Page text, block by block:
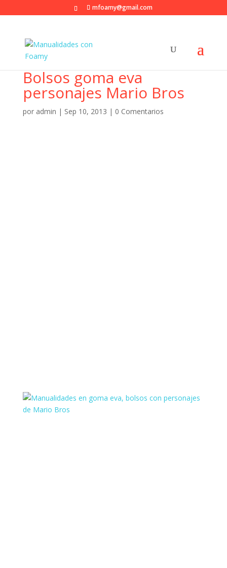
mfoamy@gmail.com
Bolsos goma eva
personajes Mario Bros
por admin | Sep 10, 2013 | 0 Comentarios